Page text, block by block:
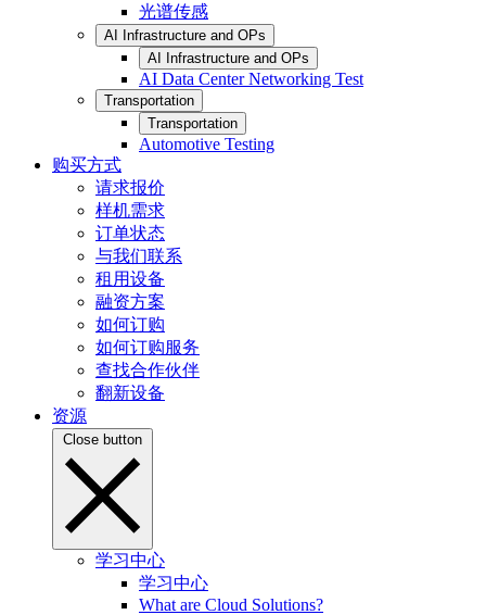
光谱传感
AI Infrastructure and OPs
AI Infrastructure and OPs
AI Data Center Networking Test
Transportation
Transportation
Automotive Testing
购买方式
请求报价
样机需求
订单状态
与我们联系
租用设备
融资方案
如何订购
如何订购服务
查找合作伙伴
翻新设备
资源
Close button
学习中心
学习中心
What are Cloud Solutions?